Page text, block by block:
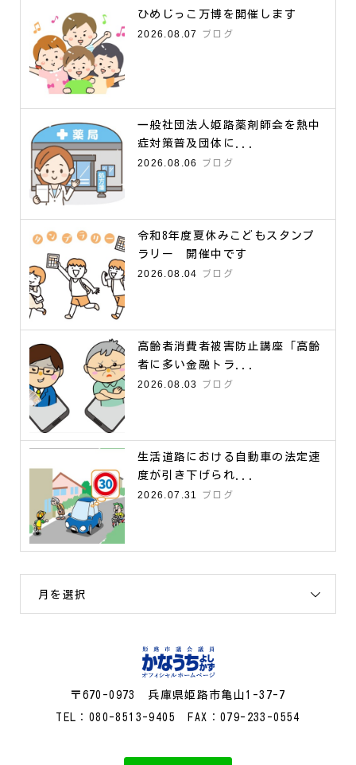
ひめじっこ万博を開催します
2026.08.07
ブログ
一般社団法人姫路薬剤師会を熱中
症対策普及団体に...
2026.08.06
ブログ
令和8年度夏休みこどもスタンプ
ラリー 開催中です
2026.08.04
ブログ
高齢者消費者被害防止講座「高齢
者に多い金融トラ...
2026.08.03
ブログ
生活道路における自動車の法定速
度が引き下げられ...
2026.07.31
ブログ
月を選択
〒670-0973 兵庫県姫路市亀山1-37-7
TEL：080-8513-9405 FAX：079-233-0554